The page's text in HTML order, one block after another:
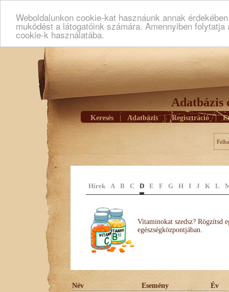
Weboldalunkon cookie-kat hasznáunk annak
muködést a látogatóink számára. Amennyiben
cookie-k használatába.
Adatbázis
Keresés Adatbázis | Regisztráció |
Hírek A B C D E F G H I J K L
Vitaminokat szedsz? Rögzítsd
egészségközpontjában.
Név Esemény
Év